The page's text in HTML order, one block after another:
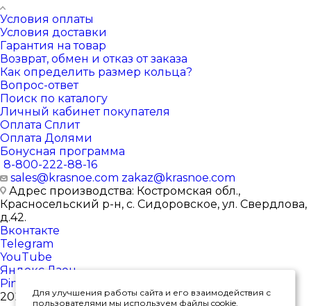
Условия оплаты
Условия доставки
Гарантия на товар
Возврат, обмен и отказ от заказа
Как определить размер кольца?
Вопрос-ответ
Поиск по каталогу
Личный кабинет покупателя
Оплата Сплит
Оплата Долями
Бонусная программа
8-800-222-88-16
sales@krasnoe.com zakaz@krasnoe.com
Адрес производства: Костромская обл.,
Красносельский р-н, с. Сидоровское, ул. Свердлова,
д.42.
Вконтакте
Telegram
YouTube
Яндекс.Дзен
Pinterest
2026 © Интернет-магазин ювелирных изделий от
Для улучшения работы сайта и его взаимодействия с
пользователями мы используем файлы cookie.